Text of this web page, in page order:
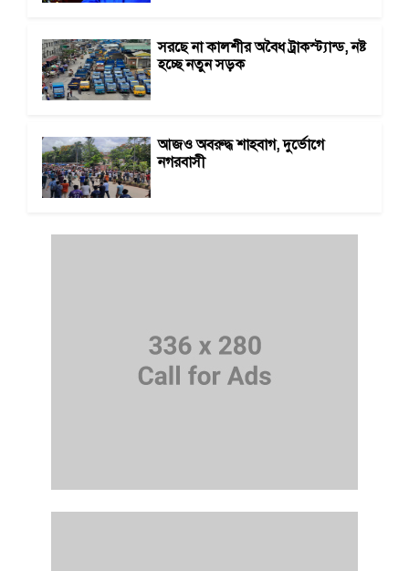
সরছে না কালশীর অবৈধ ট্রাকস্ট্যান্ড, নষ্ট
হচ্ছে নতুন সড়ক
আজও অবরুদ্ধ শাহবাগ, দুর্ভোগে
নগরবাসী